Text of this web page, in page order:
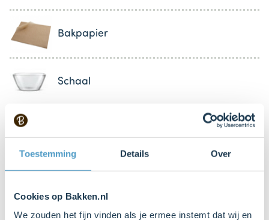
Toestemming Details Over
Cookies op Bakken.nl
We zouden het fijn vinden als je ermee instemt dat wij en
Bakpapier
Schaal
Bestel dit product online